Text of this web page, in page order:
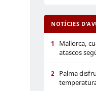
NOTÍCIES
1
Mallorca,
atascos
2
Palma